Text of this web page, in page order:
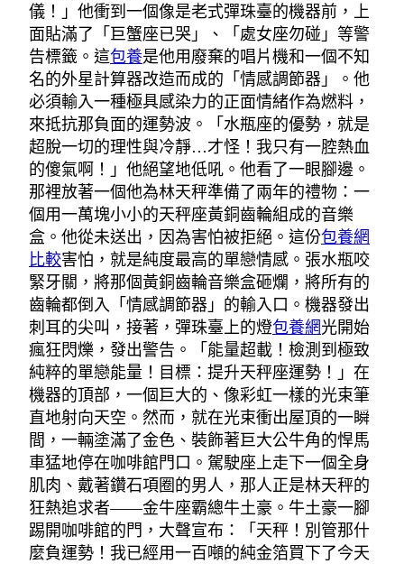
儀！」他衝到一個像是老式彈珠臺的機器前，上
面貼滿了「巨蟹座已哭」、「處女座勿碰」等警
告標籤。這包養是他用廢棄的唱片機和一個不知
名的外星計算器改造而成的「情感調節器」。他
必須輸入一種極具感染力的正面情緒作為燃料，
來抵抗那負面的運勢波。「水瓶座的優勢，就是
超脫一切的理性與冷靜…才怪！我只有一腔熱血
的傻氣啊！」他絕望地低吼。他看了一眼腳邊。
那裡放著一個他為林天秤準備了兩年的禮物：一
個用一萬塊小小的天秤座黃銅齒輪組成的音樂
盒。他從未送出，因為害怕被拒絕。這份包養網
比較害怕，就是純度最高的單戀情感。張水瓶咬
緊牙關，將那個黃銅齒輪音樂盒砸爛，將所有的
齒輪都倒入「情感調節器」的輸入口。機器發出
刺耳的尖叫，接著，彈珠臺上的燈包養網光開始
瘋狂閃爍，發出警告。「能量超載！檢測到極致
純粹的單戀能量！目標：提升天秤座運勢！」在
機器的頂部，一個巨大的、像彩虹一樣的光束筆
直地射向天空。然而，就在光束衝出屋頂的一瞬
間，一輛塗滿了金色、裝飾著巨大公牛角的悍馬
車猛地停在咖啡館門口。駕駛座上走下一個全身
肌肉、戴著鑽石項圈的男人，那人正是林天秤的
狂熱追求者——金牛座霸總牛土豪。牛土豪一腳
踢開咖啡館的門，大聲宣布：「天秤！別管那什
麼負運勢！我已經用一百噸的純金箔買下了今天